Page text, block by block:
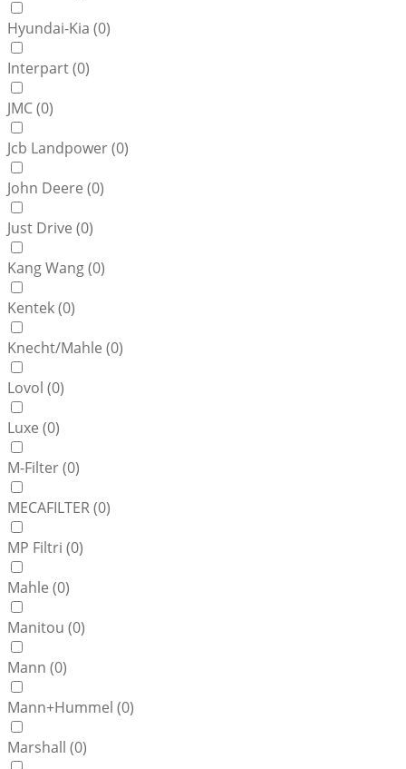
Hyundai-Kia (0)
Interpart (0)
JMC (0)
Jcb Landpower (0)
John Deere (0)
Just Drive (0)
Kang Wang (0)
Kentek (0)
Knecht/Mahle (0)
Lovol (0)
Luxe (0)
M-Filter (0)
MECAFILTER (0)
MP Filtri (0)
Mahle (0)
Manitou (0)
Mann (0)
Mann+Hummel (0)
Marshall (0)